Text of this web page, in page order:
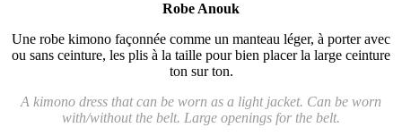
Robe Anouk
Une robe kimono façonnée comme un manteau léger, à porter avec
ou sans ceinture, les plis à la taille pour bien placer la large ceinture
ton sur ton.
A kimono dress that can be worn as a light jacket. Can be worn
with/without the belt. Large openings for the belt.